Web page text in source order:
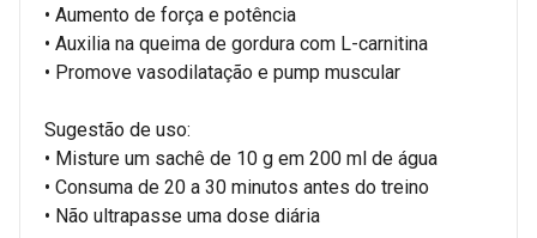
• Aumento de força e potência
• Auxilia na queima de gordura com L-carnitina
• Promove vasodilatação e pump muscular
Sugestão de uso:
• Misture um sachê de 10 g em 200 ml de água
• Consuma de 20 a 30 minutos antes do treino
• Não ultrapasse uma dose diária